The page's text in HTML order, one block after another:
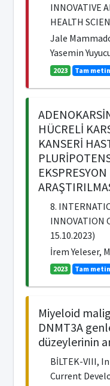
INNOVATIVE
HEALTH
Jale
Yasemin
2023 Tam
HÜCRELİ
KANSERİ
8.
INNOVATION
15.10.2023)
İrem Yeleser,
2023 Tam
Miyeloid
DNMT3A
düzeylerinin
BİLTEK-VIII,
Current